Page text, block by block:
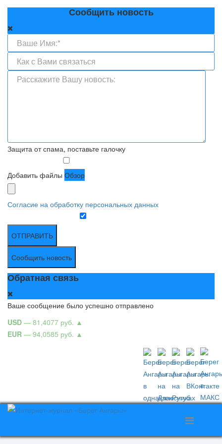
Сообщить новость
Защита от спама, поставьте галочку
Добавить файлы Обзор
Согласие на обработку персональных данных
ОТПРАВИТЬ
Сообщить новость
Обратная связь
Ваше сообщение было успешно отправлено
USD — 81,4077 руб. ▲
EUR — 94,0585 руб. ▲